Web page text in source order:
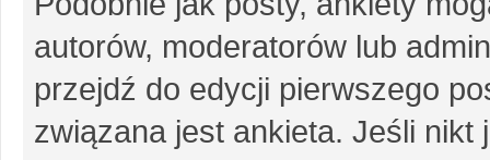
autorów, moderatorów lub
przejdź do edycji pierwszego
związana jest ankieta. Jeśli nikt